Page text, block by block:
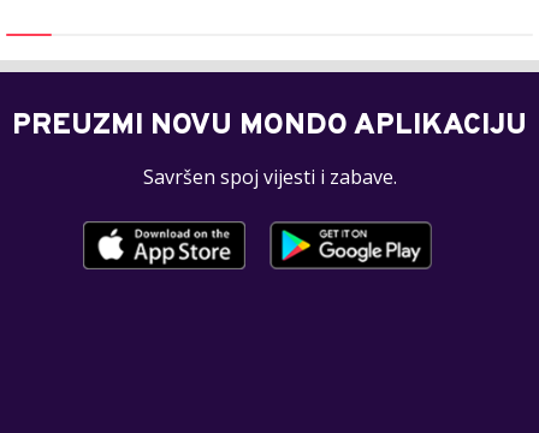
PREUZMI NOVU MONDO APLIKACIJU
Savršen spoj vijesti i zabave.